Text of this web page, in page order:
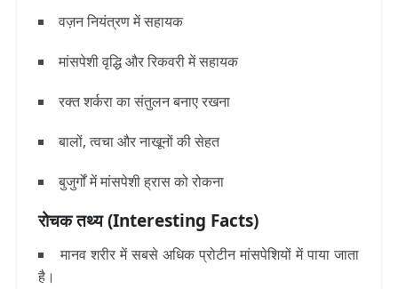
वज़न नियंत्रण में सहायक
मांसपेशी वृद्धि और रिकवरी में सहायक
रक्त शर्करा का संतुलन बनाए रखना
बालों, त्वचा और नाखूनों की सेहत
बुजुर्गों में मांसपेशी ह्रास को रोकना
रोचक तथ्य (Interesting Facts)
मानव शरीर में सबसे अधिक प्रोटीनमांसपेशियों में पाया जाता
है।